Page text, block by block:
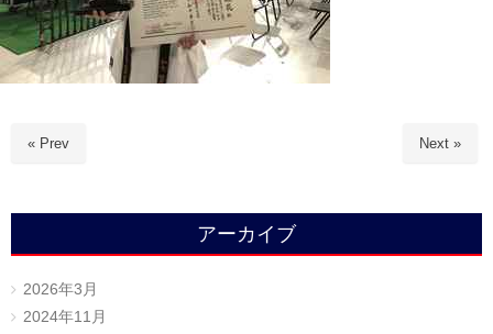
« Prev Next »
アーカイブ
2026年3月
2024年11月